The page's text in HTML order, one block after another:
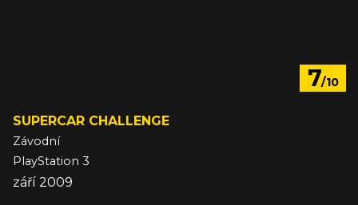
7/10
SUPERCAR CHALLENGE
Závodní
PlayStation 3
září 2009